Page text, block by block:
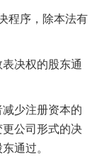
序，除本法有
决权的股东通
少注册资本的
公司形式的决
通过。